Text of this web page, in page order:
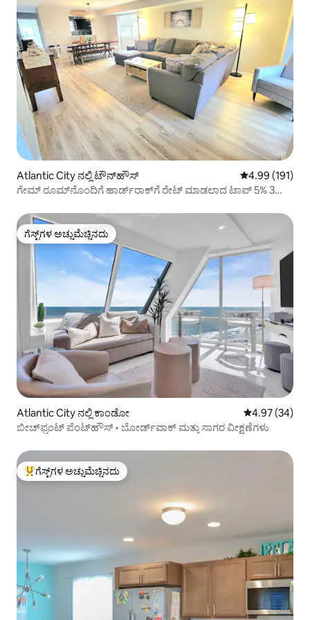
Atlantic City ನಲ್ಲಿ ಟೌನ್‌ಹೌಸ್ 5 ರಲ್ಲಿ 4.99
4.99 (191)
ಗೇಮ್ ರೂಮ್‌ನೊಂದಿಗೆ ಹಾರ್ಡ್‌ರಾಕ್‌ಗೆ ರೇಟ್ ಮಾಡಲಾದ ಟಾಪ್ 5% 3
ಗೆಸ್ಟ್‌ಗಳ ಅಚ್ಚುಮೆಚ್ಚಿನದು
ಗೆಸ್ಟ್‌ಗಳ ಅಚ್ಚುಮೆಚ್ಚಿನದು
Atlantic City ನಲ್ಲಿ ಕಾಂಡೋ 5 ರಲ್ಲಿ 4.97
4.97 (34)
ಬೀಚ್‌ಫ್ರಂಟ್ ಪೆಂಟ್‌ಹೌಸ್ • ಬೋರ್ಡ್‌ವಾಕ್ ಮತ್ತು ಸಾಗರ ವೀಕ್ಷಣೆಗಳು
ಗೆಸ್ಟ್‌ಗಳಿಗೆ ಅತಿ ಹೆಚ್ಚು ಅಚ್ಚುಮೆಚ್ಚಿನದು
ಗೆಸ್ಟ್‌ಗಳ ಅಚ್ಚುಮೆಚ್ಚಿನದು